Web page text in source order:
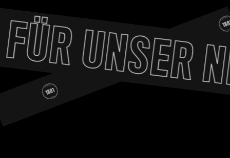
UNSER